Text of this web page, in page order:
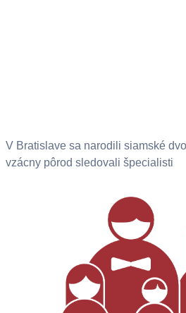
V Bratislave sa narodili siamské
vzácny pôrod sledovali špecialisti